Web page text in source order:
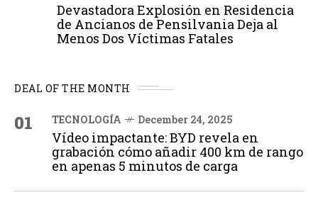
Devastadora Explosión en Residencia
de Ancianos de Pensilvania Deja al
Menos Dos Víctimas Fatales
DEAL OF THE MONTH
01 TECNOLOGÍA December 24, 2025
Vídeo impactante: BYD revela en
grabación cómo añadir 400 km de rango
en apenas 5 minutos de carga